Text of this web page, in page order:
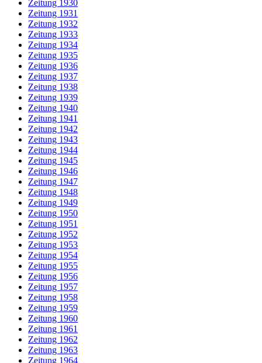
Zeitung 1930
Zeitung 1931
Zeitung 1932
Zeitung 1933
Zeitung 1934
Zeitung 1935
Zeitung 1936
Zeitung 1937
Zeitung 1938
Zeitung 1939
Zeitung 1940
Zeitung 1941
Zeitung 1942
Zeitung 1943
Zeitung 1944
Zeitung 1945
Zeitung 1946
Zeitung 1947
Zeitung 1948
Zeitung 1949
Zeitung 1950
Zeitung 1951
Zeitung 1952
Zeitung 1953
Zeitung 1954
Zeitung 1955
Zeitung 1956
Zeitung 1957
Zeitung 1958
Zeitung 1959
Zeitung 1960
Zeitung 1961
Zeitung 1962
Zeitung 1963
Zeitung 1964